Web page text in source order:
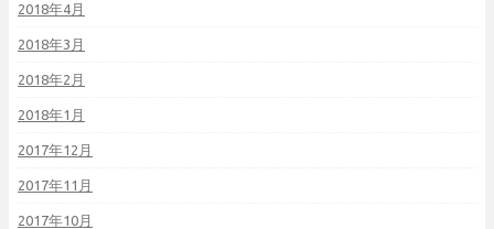
2018年4月
2018年3月
2018年2月
2018年1月
2017年12月
2017年11月
2017年10月